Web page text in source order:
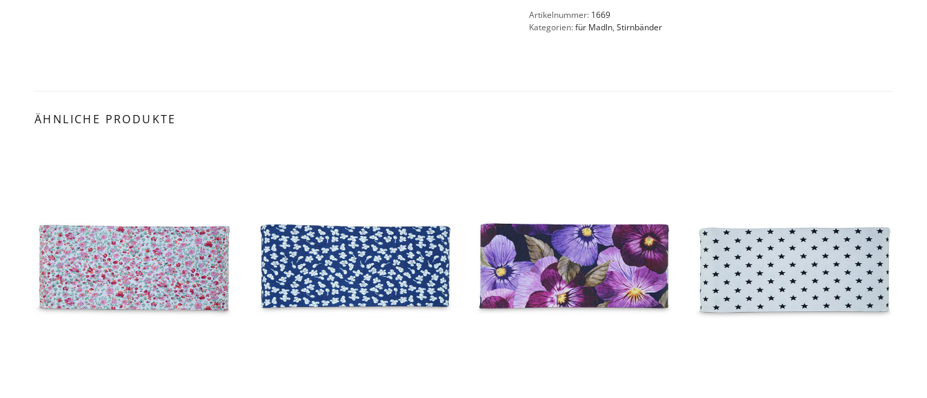
Artikelnummer: 1669
Kategorien:für Madln, Stirnbänder
ÄHNLICHE PRODUKTE